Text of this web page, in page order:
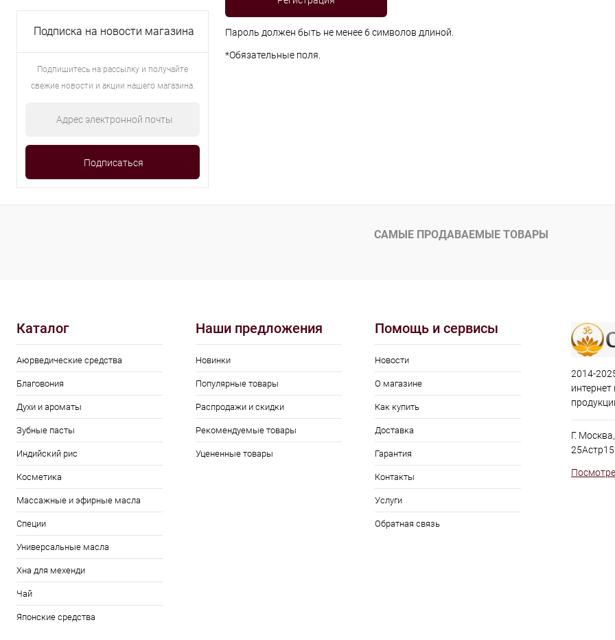
Подписка на новости магазина
Подпишитесь на рассылку и получайте
свежие новости и акции нашего магазина.
Пароль должен быть не менее 6 символов длиной.
*Обязательные поля.
САМЫЕ ПРОДАВАЕМЫЕ ТОВАРЫ
Каталог
Аюрведические средства
Благовония
Духи и ароматы
Зубные пасты
Индийский рис
Косметика
Массажные и эфирные масла
Специи
Универсальные масла
Хна для мехенди
Чай
Японские средства
Наши предложения
Новинки
Популярные товары
Распродажи и скидки
Рекомендуемые товары
Уцененные товары
Помощь и сервисы
Новости
О магазине
Как купить
Доставка
Гарантия
Контакты
Услуги
Обратная связь
2014-
Г.
25Астр15